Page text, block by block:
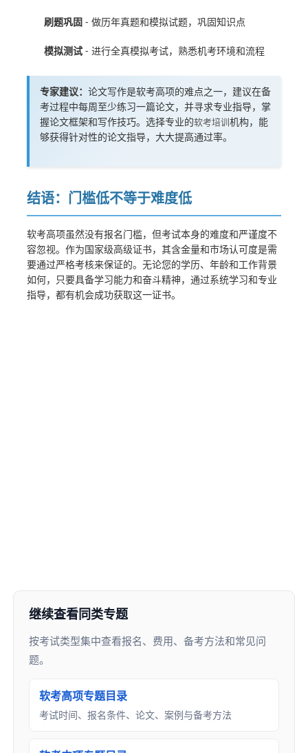
刷题巩固- 做历年真题和模拟试题，巩固知识点
模拟测试- 进行全真模拟考试，熟悉机考环境和流程
专家建议： 论文写作是软考高项的难点之一，建议在备
考过程中每周至少练习一篇论文，并寻求专业指导，掌
握论文框架和写作技巧。选择专业的软考培训机构，能
够获得针对性的论文指导，大大提高通过率。
结语：门槛低不等于难度低
软考高项虽然没有报名门槛，但考试本身的难度和严谨度不
容忽视。作为国家级高级证书，其含金量和市场认可度是需
要通过严格考核来保证的。无论您的学历、年龄和工作背景
如何，只要具备学习能力和奋斗精神，通过系统学习和专业
指导，都有机会成功获取这一证书。
继续查看同类专题
按考试类型集中查看报名、费用、备考方法和常见问
题。
软考高项专题目录
考试时间、报名条件、论文、案例与备考方法